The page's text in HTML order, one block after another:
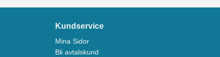
Kundservice
Mina Sidor
Bli avtalskund